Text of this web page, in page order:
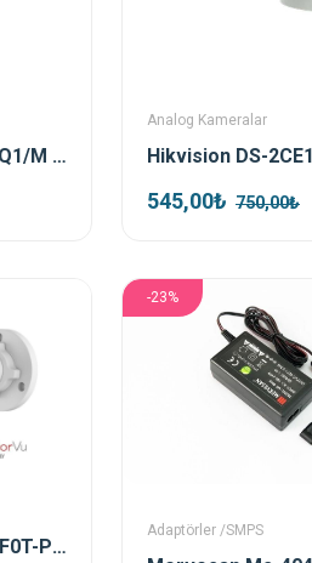
Hikvision DS-7104NI-Q1/M 4 Kanal Nvr Kayıt Cihazı
Analog Kameralar
545,00₺ 750,00₺
Hikvision DS-2CE10DF0T-PF TVI 2mp 3.6mm Colorvu Bullet Kamera
-23%
Adaptörler /SMPS